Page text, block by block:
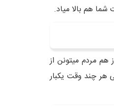
هم بالا میاد.
مردم میتونن از
هر چند وقت یکبار